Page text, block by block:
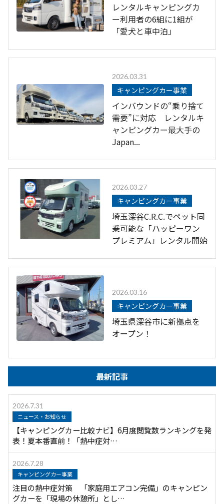
レンタルキャンピングカ
ー利用者の6組に1組が
「愛犬と車中泊」
2026.03.31
キャンピングカー事業
インバウンドの“乗り捨て
需要”に対応 レンタルキ
ャンピングカー最大手の
Japan...
2026.03.27
キャンピングカー事業
埼玉深谷C.R.C.でペット同
乗可能な「ハッピーワン
プレミアム」レンタル開始
2026.03.16
キャンピングカー事業
埼玉県深谷市に新拠点を
オープン！
最新記事
2026.7.31
ニュース・お知らせ
【キャンピングカー比較ナビ】6月度閲覧数ランキングを発
表！夏本番直前！「熱中症対…
2026.7.28
キャンピングカー事業
注目の熱中症対策 「家庭用エアコン完備」のキャンピン
グカーを「現場の休憩所」とし…